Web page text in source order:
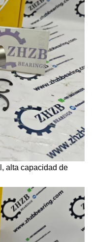
, alta capacidad de